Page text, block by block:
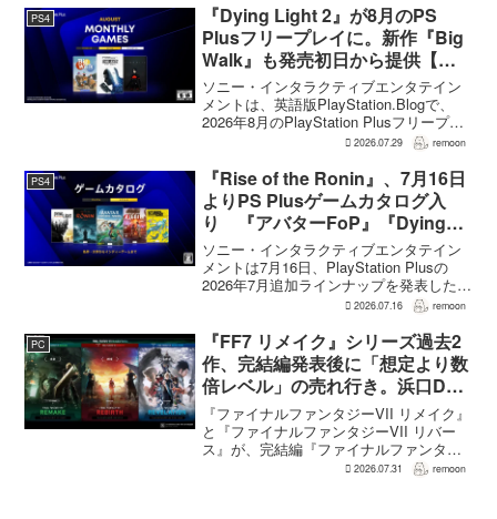
PS4
『Dying Light 2』が8月のPS
Plusフリープレイに。新作『Big
Walk』も発売初日から提供【海
外発表】
ソニー・インタラクティブエンタテイン
メントは、英語版PlayStation.Blogで、
2026年8月のPlayStation Plusフリープレ
イとして『Dying Light 2 Stay Human:
2026.07.29 remoon
PS4
『Rise of the Ronin』、7月16日
よりPS Plusゲームカタログ入
り 『アバターFoP』『Dying
Light』なども順次配信
ソニー・インタラクティブエンタテイン
メントは7月16日、PlayStation Plusの
2026年7月追加ラインナップを発表した。
幕末の日本を舞台とするTeam NINJAのオ
the Ron...
2026.07.16 remoon
PC
『FF7 リメイク』シリーズ過去2
作、完結編発表後に「想定より数
倍レベル」の売れ行き。浜口Dが
明かす
『ファイナルファンタジーVII リメイク』
と『ファイナルファンタジーVII リバー
ス』が、完結編『ファイナルファンタジ
ーVII リベレーション』の発表後、「我々
2026.07.31 remoon